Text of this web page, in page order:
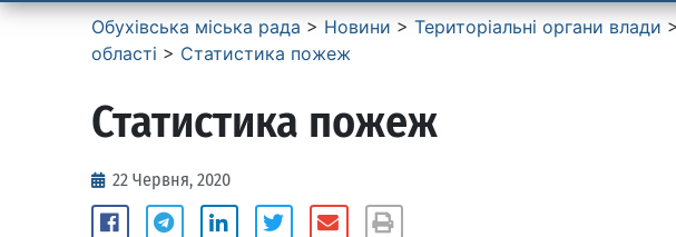
Обухівська міська рада > Новини > Територіальні органи влади >
області > Статистика пожеж
Статистика пожеж
22 Червня, 2020